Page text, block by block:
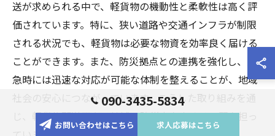
送が求められる中で、軽貨物の機動性と柔軟性は高く評
価されています。特に、狭い道路や交通インフラが制限
される状況でも、軽貨物は必要な物資を効率良く届ける
ことができます。また、防災拠点との連携を強化し、緊
急時には迅速な対応が可能な体制を整えることが、地域
社会の安心につながっています。こうした取り組みを通
じ、軽貨物配送業者は地域の防災力を高める一翼を担っ
090-3435-5834
お問い合わせはこちら 求人応募はこちら